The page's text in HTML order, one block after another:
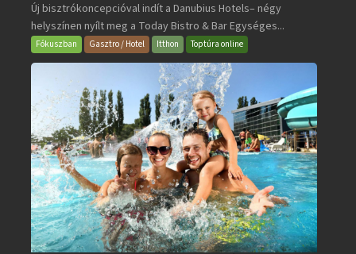
Bistro
&
Bar
bejegyzéshez
Új bisztrókoncepcióval indít a Danubius Hotels– négy
helyszínen nyílt meg a Today Bistro & Bar Egységes...
Fókuszban Gasztro / Hotel Itthon Toptúra online